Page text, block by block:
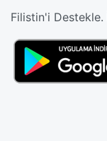
Filistin'i